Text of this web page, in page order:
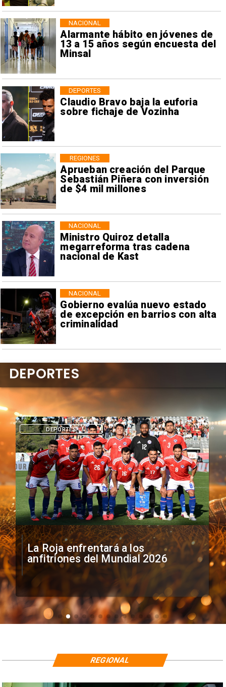
Alarmante hábito en jóvenes de
13 a 15 años según encuesta del
Minsal
NACIONAL
Claudio Bravo baja la euforia
sobre fichaje de Vozinha
DEPORTES
Aprueban creación del Parque
Sebastián Piñera con inversión
de $4 mil millones
REGIONES
Ministro Quiroz detalla
megarreforma tras cadena
nacional de Kast
NACIONAL
Gobierno evalúa nuevo estado
de excepción en barrios con alta
criminalidad
NACIONAL
La Roja enfrentará a los
anfitriones del Mundial 2026
DEPORTES
DEPORTES
REGIONAL